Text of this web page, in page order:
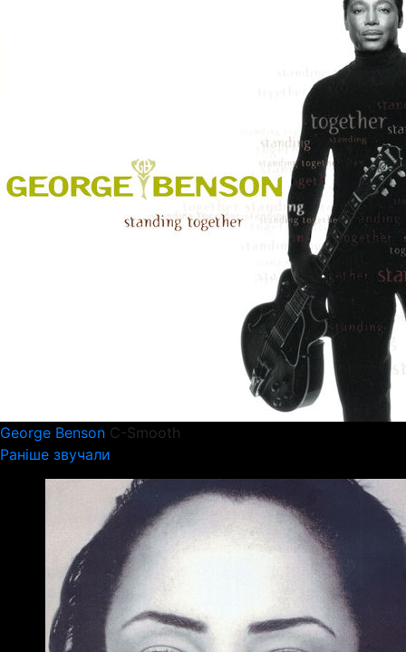
George Benson C-Smooth
Раніше звучали